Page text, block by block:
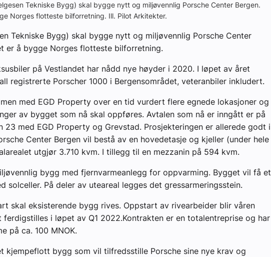
Tekniske Bygg) skal bygge nytt og miljøvennlig Porsche Center Bergen.
Norges flotteste bilforretning. Ill. Pilot Arkitekter.
Tekniske Bygg) skal bygge nytt og miljøvennlig Porsche Center
er å bygge Norges flotteste bilforretning.
på Vestlandet har nådd nye høyder i 2020. I løpet av året
registrerte Porscher 1000 i Bergensområdet, veteranbiler inkludert.
med EGD Property over en tid vurdert flere egnede lokasjoner og
av bygget som nå skal oppføres. Avtalen som nå er inngått er på
23 med EGD Property og Grevstad. Prosjekteringen er allerede godt i
Center Bergen vil bestå av en hovedetasje og kjeller (under hele
utgjør 3.710 kvm. I tillegg til en mezzanin på 594 kvm.
bygg med fjernvarmeanlegg for oppvarming. Bygget vil få et
solceller. På deler av uteareal legges det gressarmeringsstein.
skal eksisterende bygg rives. Oppstart av rivearbeider blir våren
ferdigstilles i løpet av Q1 2022.Kontrakten er en totalentreprise og har
på ca. 100 MNOK.
kjempeflott bygg som vil tilfredsstille Porsche sine nye krav og